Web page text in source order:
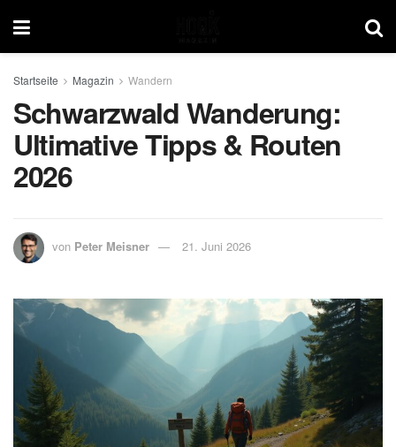
Startseite Magazin Wandern
Schwarzwald Wanderung:
Ultimative Tipps & Routen
2026
von Peter Meisner 21. Juni 2026